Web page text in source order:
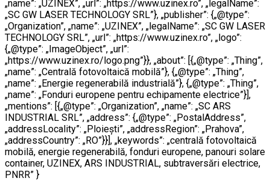
„name”: „UZINEX”, „url”: „https://www.uzinex.ro”, „legalName”:
„SC GW LASER TECHNOLOGY SRL”}, „publisher”: {„@type”:
„Organization”, „name”: „UZINEX”, „legalName”: „SC GW LASER
TECHNOLOGY SRL”, „url”: „https://www.uzinex.ro”, „logo”:
{„@type”: „ImageObject”, „url”:
„https://www.uzinex.ro/logo.png”}}, „about”: [{„@type”: „Thing”,
„name”: „Centrală fotovoltaică mobilă”}, {„@type”: „Thing”,
„name”: „Energie regenerabilă industrială”}, {„@type”: „Thing”,
„name”: „Fonduri europene pentru echipamente electrice”}],
„mentions”: [{„@type”: „Organization”, „name”: „SC ARS
INDUSTRIAL SRL”, „address”: {„@type”: „PostalAddress”,
„addressLocality”: „Ploiești”, „addressRegion”: „Prahova”,
„addressCountry”: „RO”}}], „keywords”: „centrală fotovoltaică
mobilă, energie regenerabilă, fonduri europene, panouri solare
container, UZINEX, ARS INDUSTRIAL, subtraversări electrice,
PNRR” }